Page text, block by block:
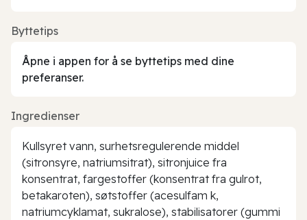
Byttetips
Åpne i appen for å se byttetips med dine
preferanser.
Ingredienser
Kullsyret vann, surhetsregulerende middel
(sitronsyre, natriumsitrat), sitronjuice fra
konsentrat, fargestoffer (konsentrat fra gulrot,
betakaroten), søtstoffer (acesulfam k,
natriumcyklamat, sukralose), stabilisatorer (gummi